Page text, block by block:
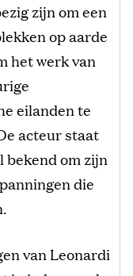
zijn om een
op aarde
het werk van
eilanden te
acteur staat
om zijn
die
van Leonardi